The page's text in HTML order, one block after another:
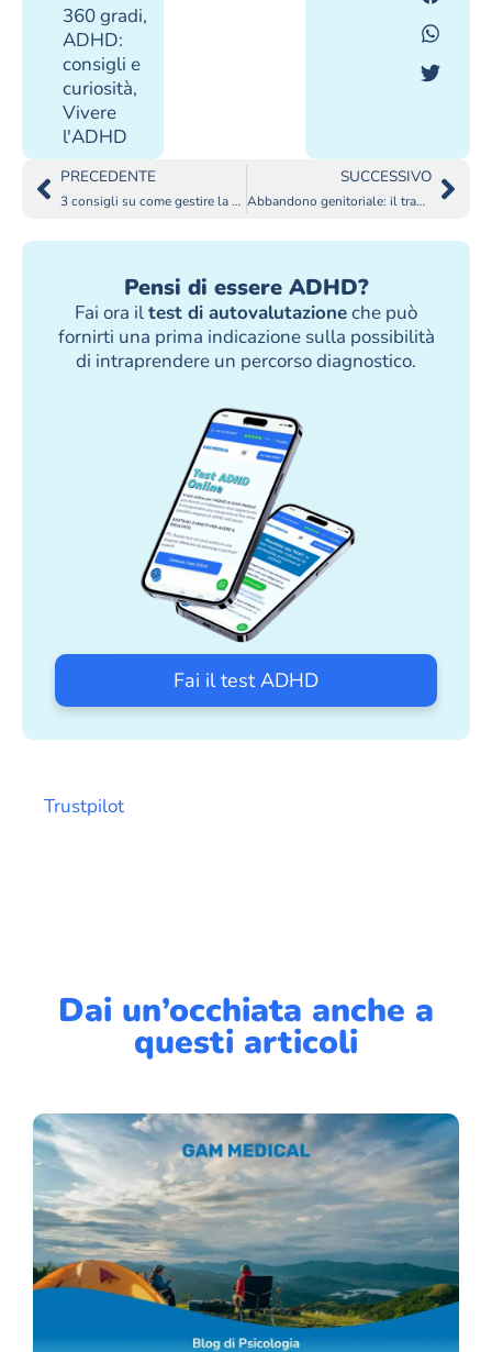
360 gradi,
ADHD:
consigli e
curiosità,
Vivere
l'ADHD
PRECEDENTE
3 consigli su come gestire la skincare se sei ADHD
SUCCESSIVO
Abbandono genitoriale: il trauma di essere lasciati indietro
Pensi di essere ADHD?
Fai ora iltest di autovalutazioneche può
fornirti una prima indicazione sulla possibilità
di intraprendere un percorso diagnostico.
Fai il test ADHD
Trustpilot
Dai un’occhiata anche a
questi articoli